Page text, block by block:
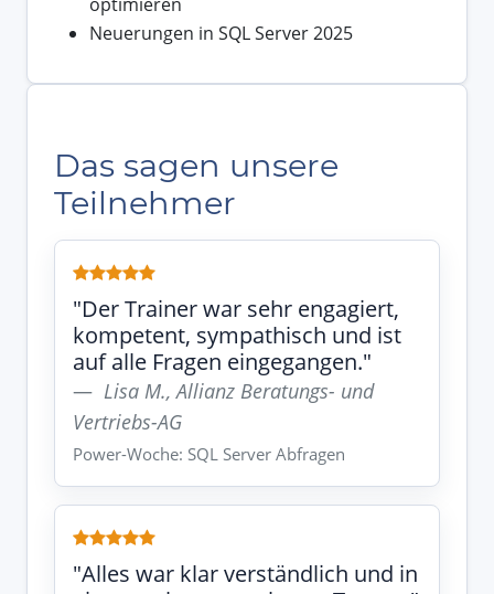
Neuerungen in SQL Server 2025
Das sagen unsere
Teilnehmer
"Der Trainer war sehr engagiert,
kompetent, sympathisch und ist
auf alle Fragen eingegangen."
Lisa M., Allianz Beratungs- und
Vertriebs-AG
Power-Woche: SQL Server Abfragen
"Alles war klar verständlich und in